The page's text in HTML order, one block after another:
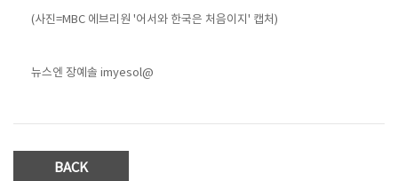
(사진=MBC 에브리원 '어서와 한국은 처음이지' 캡처)
뉴스엔 장예솔 imyesol@
BACK